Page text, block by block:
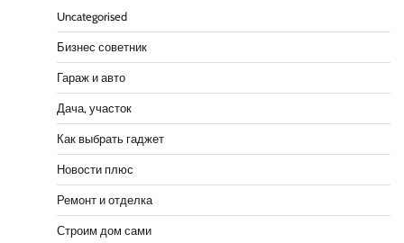
Uncategorised
Бизнес советник
Гараж и авто
Дача, участок
Как выбрать гаджет
Новости плюс
Ремонт и отделка
Строим дом сами